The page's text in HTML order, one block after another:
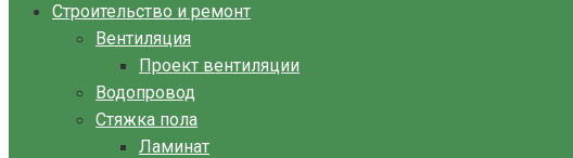
Строительство и ремонт
Вентиляция
Проект вентиляции
Водопровод
Стяжка пола
Ламинат